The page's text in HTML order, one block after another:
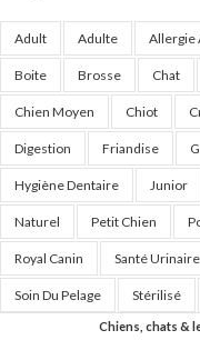
Adult Adulte Allergie
Boite Brosse Chat
Chien Moyen Chiot
Digestion Friandise
Hygiène Dentaire Junior
Naturel Petit Chien
Royal Canin Santé Urinaire
Soin Du Pelage Stérilisé
Chiens, chats &